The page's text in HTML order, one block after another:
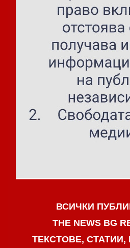
ВСИЧКИ
THE NEWS BG
ТЕКСТОВЕ,